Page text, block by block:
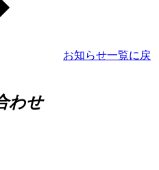
お知らせ一覧に戻
わせ